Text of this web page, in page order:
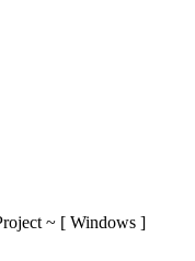
~ [ Windows ]